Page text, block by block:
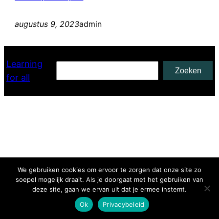
augustus 9, 2023admin
Learning
for all
Zoeken
Zoeken
We gebruiken cookies om ervoor te zorgen dat onze site zo
soepel mogelijk draait. Als je doorgaat met het gebruiken van
deze site, gaan we ervan uit dat je ermee instemt.
Ok
Privacybeleid